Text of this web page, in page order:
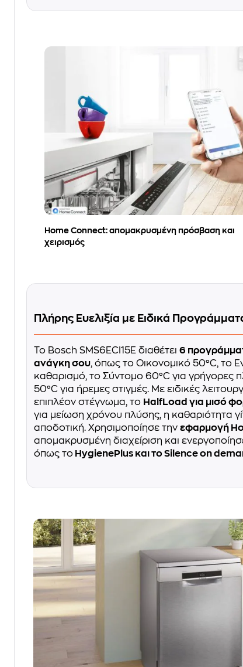
Home Connect: απομακρυσμένη πρόσβαση και
χειρισμός
Πλήρης Ευελιξία με Ειδικά
Το Bosch SMS6ECI15E διαθέτει 6
ανάγκη σου, όπως το Οικονομικό 50°C, το
καθαρισμό, το Σύντομο 60°C για γρήγορες
50°C για ήρεμες στιγμές. Με ειδικές
επιπλέον στέγνωμα, το HalfLoad για μισό
για μείωση χρόνου πλύσης, η καθαριότητα
αποδοτική. Χρησιμοποίησε την εφαρμογή
απομακρυσμένη διαχείριση και
όπως το HygienePlus και το Silence on